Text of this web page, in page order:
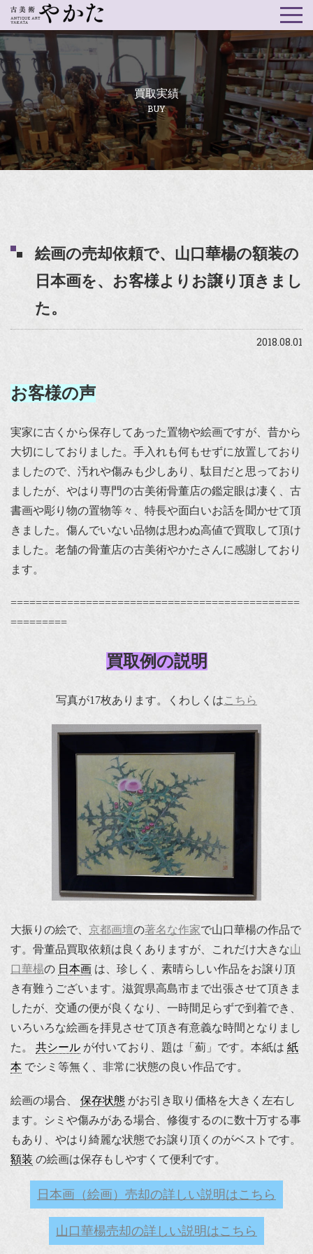
買取実績
BUY
絵画の売却依頼で、山口華楊の額装の
日本画を、お客様よりお譲り頂きまし
た。
2018.08.01
お客様の声
実家に古くから保存してあった置物や絵画ですが、昔から
大切にしておりました。手入れも何もせずに放置しており
ましたので、汚れや傷みも少しあり、駄目だと思っており
ましたが、やはり専門の古美術骨董店の鑑定眼は凄く、古
書画や彫り物の置物等々、特長や面白いお話を聞かせて頂
きました。傷んでいない品物は思わぬ高値で買取して頂け
ました。老舗の骨董店の古美術やかたさんに感謝しており
ます。
==============================================
=========
買取例の説明
写真が17枚あります。くわしくはこちら
大振りの絵で、 京都画壇の著名な作家で山口華楊の作品で
す。骨董品買取依頼は良くありますが、これだけ大きな山
口華楊の 日本画 は、珍しく、素晴らしい作品をお譲り頂
き有難うございます。滋賀県高島市まで出張させて頂きま
したが、交通の便が良くなり、一時間足らずで到着でき、
いろいろな絵画を拝見させて頂き有意義な時間となりまし
た。 共シール が付いており、題は「薊」です。本紙は 紙
本 でシミ等無く、非常に状態の良い作品です。
絵画の場合、 保存状態 がお引き取り価格を大きく左右し
ます。シミや傷みがある場合、修復するのに数十万する事
もあり、やはり綺麗な状態でお譲り頂くのがベストです。
額装 の絵画は保存もしやすくて便利です。
日本画（絵画）売却の詳しい説明はこちら
山口華楊売却の詳しい説明はこちら